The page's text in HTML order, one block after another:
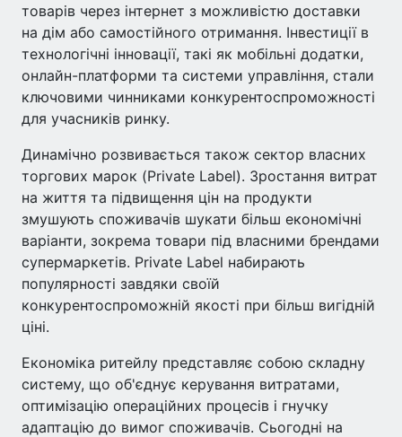
товарів через інтернет з можливістю доставки
на дім або самостійного отримання. Інвестиції в
технологічні інновації, такі як мобільні додатки,
онлайн-платформи та системи управління, стали
ключовими чинниками конкурентоспроможності
для учасників ринку.
Динамічно розвивається також сектор власних
торгових марок (Private Label). Зростання витрат
на життя та підвищення цін на продукти
змушують споживачів шукати більш економічні
варіанти, зокрема товари під власними брендами
супермаркетів. Private Label набирають
популярності завдяки своїй
конкурентоспроможній якості при більш вигідній
ціні.
Економіка ритейлу представляє собою складну
систему, що об'єднує керування витратами,
оптимізацію операційних процесів і гнучку
адаптацію до вимог споживачів. Сьогодні на